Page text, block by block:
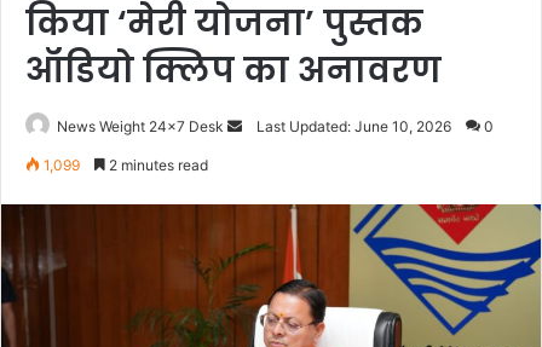
किया ‘मेरी योजना’ पुस्तक
ऑडियो क्लिप का अनावरण
News Weight 24x7 Desk
e
m
Last Updated: June 10, 2026 0
1,099 2 minutes read